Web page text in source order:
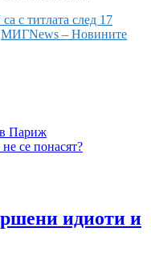
с титлата след 17
МИГNews – Новините
Париж
се понасят?
идиоти и